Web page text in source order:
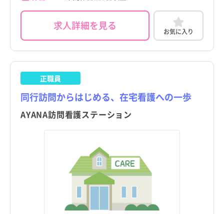
求人詳細を見る お気に入り
正職員
同行訪問からはじめる、在宅看護への一歩
AYANA訪問看護ステーション